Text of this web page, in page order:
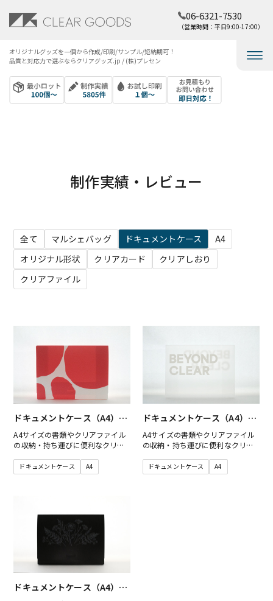
オリジナルグッズを​一個から​作成/印刷/サンプル/短納期可！​
品質と​対応力で​選ぶなら​クリアグッズ.jp / (株)プレセン
06-6321-7530
（営業時間：平日9:00-17:00）
制作実績・レビュー
全て マルシェバッグ ドキュメントケース
A4
オリジナル形状
クリアカード
クリアしおり
クリアファイル
ドキュメントケース（A4）PP
梨地白
A4サイズの書類やクリアファイル
の収納・持ち運びに便利なクリア
す。
素材から質感にこだわった弊社の
印刷や箔押しを施すことで、より
シックで高級感を演出でき、オフ
ィス、学校、イベントや講習会な
ど、さまざまな場面で活躍しま
ドキュメントケース A4
ドキュメントケース（A4）PP
梨地クリア
A4サイズの書類やクリアファイル
の収納・持ち運びに便利なクリア
す。
素材から質感にこだわった弊社自
ドキュメントケース A4
ドキュメントケース（A4）PP